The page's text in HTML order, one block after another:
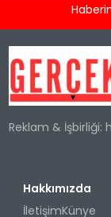
Sistemlerini
kurumsal
TORONTO,
Ağustos
(“Şirket”)
Reklam & İşbirliği:
Hakkımızda
İletişimKünye